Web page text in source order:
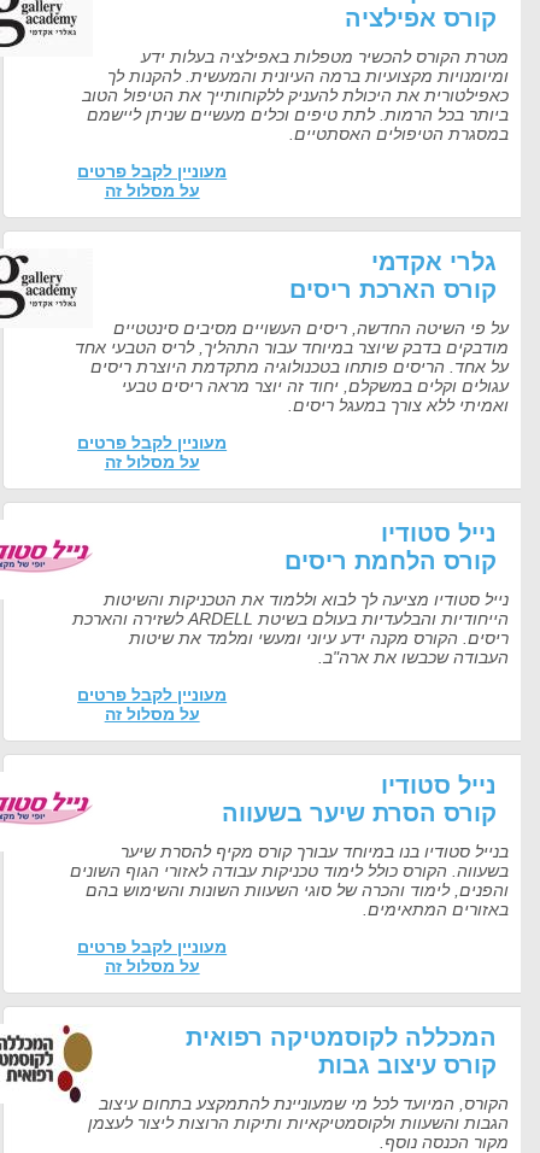
קורס אפילציה
מטרת הקורס להכשיר מטפלות באפילציה בעלות ידע
ומיומנויות מקצועיות ברמה העיונית והמעשית. להקנות לך
כאפילטורית את היכולת להעניק ללקוחותייך את הטיפול הטוב
ביותר בכל הרמות. לתת טיפים וכלים מעשיים שניתן ליישמם
במסגרת הטיפולים האסתטיים.
מעוניין לקבל פרטים
על מסלול זה
גלרי אקדמי
קורס הארכת ריסים
על פי השיטה החדשה, ריסים העשויים מסיבים סינטטיים
מודבקים בדבק שיוצר במיוחד עבור התהליך, לריס הטבעי אחד
על אחד. הריסים פותחו בטכנולוגיה מתקדמת היוצרת ריסים
עגולים וקלים במשקלם, יחוד זה יוצר מראה ריסים טבעי
ואמיתי ללא צורך במעגל ריסים.
מעוניין לקבל פרטים
על מסלול זה
נייל סטודיו
קורס הלחמת ריסים
נייל סטודיו מציעה לך לבוא וללמוד את הטכניקות והשיטות
הייחודיות והבלעדיות בעולם בשיטת ARDELL לשזירה והארכת
ריסים. הקורס מקנה ידע עיוני ומעשי ומלמד את שיטות
העבודה שכבשו את ארה"ב.
מעוניין לקבל פרטים
על מסלול זה
נייל סטודיו
קורס הסרת שיער בשעווה
בנייל סטודיו בנו במיוחד עבורך קורס מקיף להסרת שיער
בשעווה. הקורס כולל לימוד טכניקות עבודה לאזורי הגוף השונים
והפנים, לימוד והכרה של סוגי השעוות השונות והשימוש בהם
באזורים המתאימים.
מעוניין לקבל פרטים
על מסלול זה
המכללה לקוסמטיקה רפואית
קורס עיצוב גבות
הקורס, המיועד לכל מי שמעוניינת להתמקצע בתחום עיצוב
הגבות והשעוות ולקוסמטיקאיות ותיקות הרוצות ליצור לעצמן
מקור הכנסה נוסף.